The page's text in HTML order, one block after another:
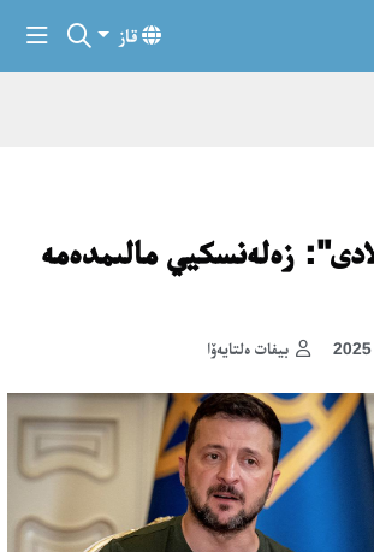
قاز
زەلەنسكيي مالىمدەمە
بيفات ەلتايەۆا